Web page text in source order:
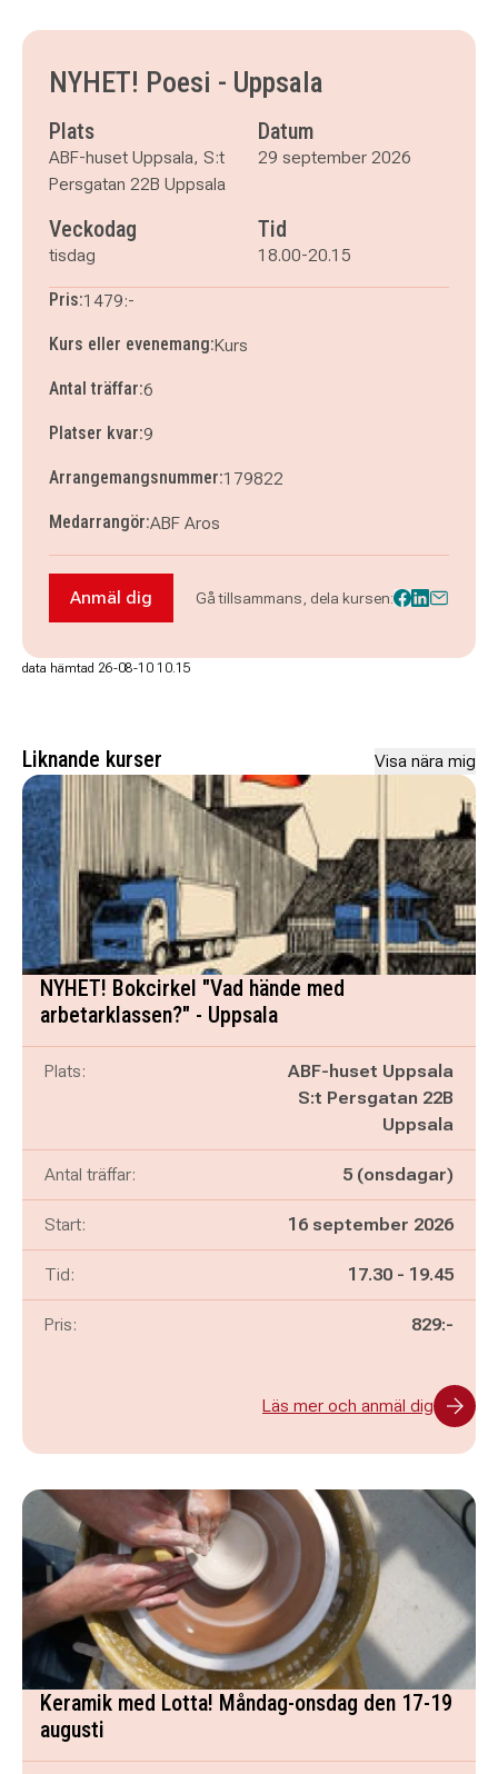
tisdag 13 oktober 2026 klockan 18.00–20.15
tisdag 20 oktober 2026klockan 18.00–20.15
tisdag 27 oktober 2026
klockan 18.00–20.15
tisdag 3 november 2026
klockan 18.00–20.15
NYHET! Poesi - Uppsala
Plats
ABF-huset Uppsala, S:t
Persgatan 22B Uppsala
Datum
29 september 2026
Veckodag
tisdag
Tid
18.00-20.15
Pris:1479:-
Kurs eller evenemang:Kurs
Antal träffar:6
Platser kvar:9
Arrangemangsnummer:179822
Medarrangör:ABF Aros
Anmäl dig till NYHET! Poesi - Uppsala
Anmäl dig Gå tillsammans, dela kursen:
data hämtad 26-08-10 10.15
Liknande kurser Visa nära mig
NYHET! Bokcirkel "Vad hände med
arbetarklassen?" - Uppsala
Plats:
ABF-huset Uppsala
S:t Persgatan 22B
Uppsala
Antal träffar: 5 (onsdagar)
Start: 16 september 2026
Tid: Pågår mellan
17.30 - och
19.45
Pris: 829:-
Läs mer och anmäl dig
Keramik med Lotta! Måndag-onsdag den 17-19
augusti